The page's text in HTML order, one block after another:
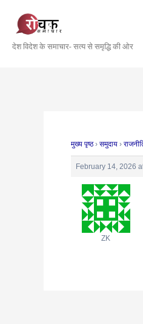
content
देश विदेश के समाचार- सत्य से समृद्धि की ओर
मुख्य पृष्ठ › समुदाय ›
February 14, 2026
ZK
navigation